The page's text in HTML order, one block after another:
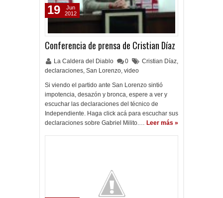
Conferencia de prensa de Cristian Díaz
La Caldera del Diablo 0 Cristian Díaz,
declaraciones, San Lorenzo, video
Si viendo el partido ante San Lorenzo sintió
impotencia, desazón y bronca, espere a ver y
escuchar las declaraciones del técnico de
Independiente. Haga click acá para escuchar sus
declaraciones sobre Gabriel Milito.… Leer más »
19
Jun
2012